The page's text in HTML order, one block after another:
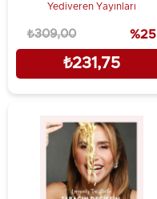
Yediveren Yayınları
₺231,75
₺309,00 %25